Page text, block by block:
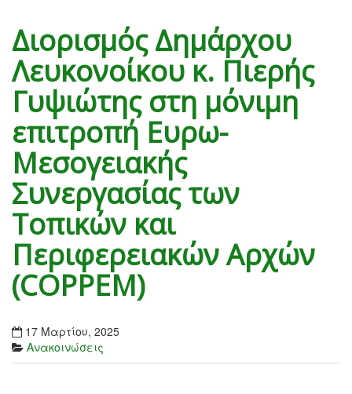
Διορισμός Δημάρχου
Λευκονοίκου κ. Πιερής
Γυψιώτης στη μόνιμη
επιτροπή Ευρω-
Μεσογειακής
Συνεργασίας των
Τοπικών και
Περιφερειακών Αρχών
(COPPEM)
17 Μαρτίου, 2025
Ανακοινώσεις